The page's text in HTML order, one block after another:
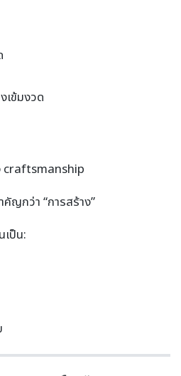
เข้มงวด
craftsmanship
คัญกว่า “การสร้าง”
ป็น: